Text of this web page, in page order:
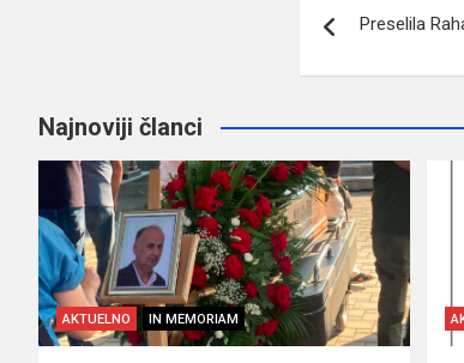
članaka
Preselila
Najnoviji članci
AKTUELNO IN MEMORIAM